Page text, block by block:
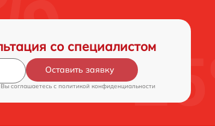
со специалистом
Оставить заявку
соглашаетесь c политикой конфиденциальности